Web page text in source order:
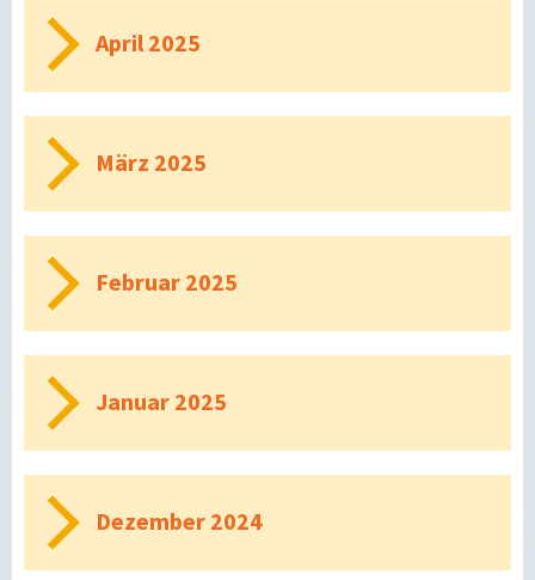
April 2025
März 2025
Februar 2025
Januar 2025
Dezember 2024